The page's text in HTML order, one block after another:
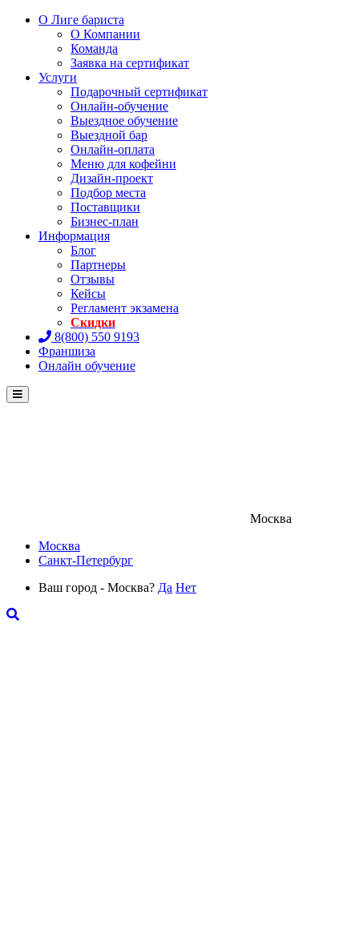
О Лиге бариста
О Компании
Команда
Заявка на сертификат
Услуги
Подарочный сертификат
Онлайн-обучение
Выездное обучение
Выездной бар
Онлайн-оплата
Меню для кофейни
Дизайн-проект
Подбор места
Поставщики
Бизнес-план
Информация
Блог
Партнеры
Отзывы
Кейсы
Регламент экзамена
Скидки
8(800) 550 9193
Франшиза
Онлайн обучение
Menu
Москва
Москва
Санкт-Петербург
Ваш город - Москва? Да Нет